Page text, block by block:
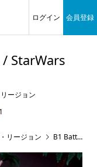
ログイン 会員登録
StarWars
ージョン
1
リージョン B1 Battle Droids / FFG / StarWars Legion